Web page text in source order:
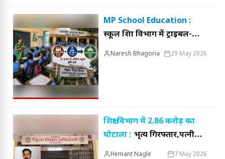
MP School Education :
स्कूल शिक्षा विभाग में ट्राइबल-
एससी और श्रम विभाग के 21
Naresh Bhagoria 29 May 2026
शिक्षा विभाग में 2.86 करोड़ का
घोटाला : भृत्य गिरफ्तार,पत्नी
और बच्चों के खाते में 1.75 करोड़
Hemant Nagle 7 May 2026